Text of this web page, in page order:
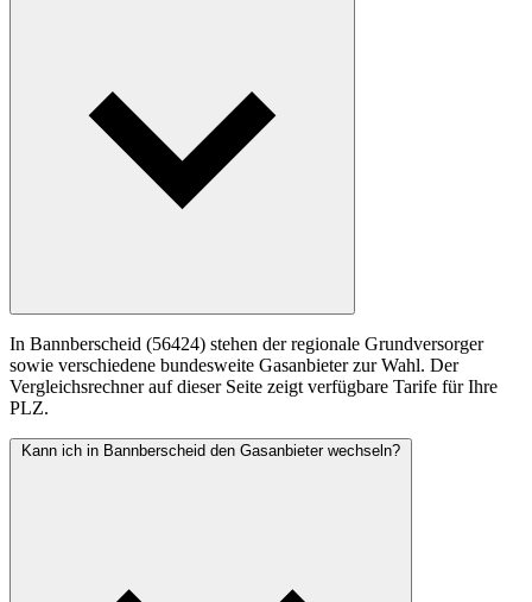
In Bannberscheid (56424) stehen der regionale Grundversorger
sowie verschiedene bundesweite Gasanbieter zur Wahl. Der
Vergleichsrechner auf dieser Seite zeigt verfügbare Tarife für Ihre
PLZ.
Kann ich in Bannberscheid den Gasanbieter wechseln?